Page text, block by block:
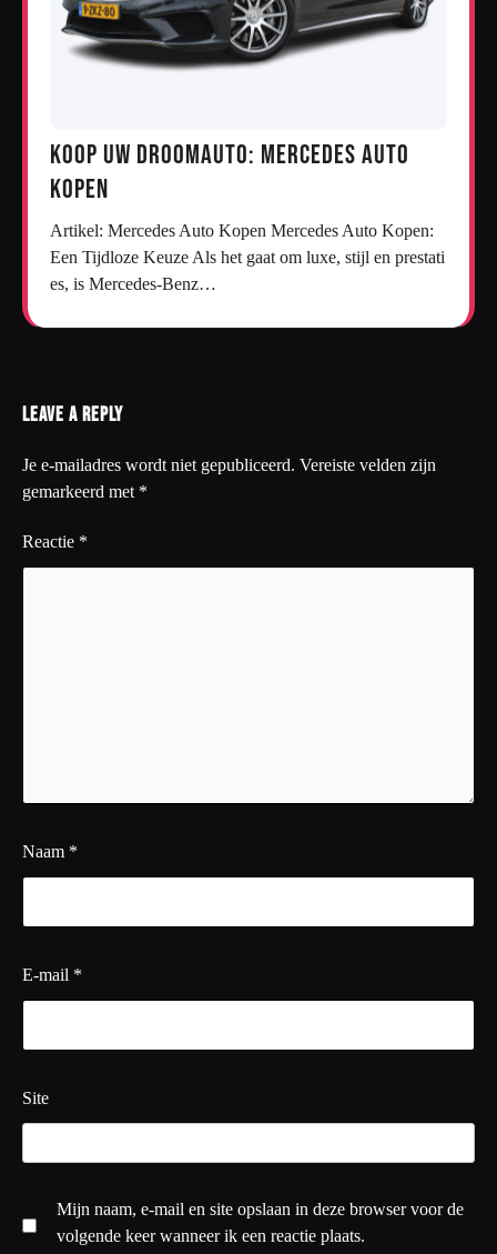
Koop uw droomauto: Mercedes auto
kopen
Artikel: Mercedes Auto Kopen Mercedes Auto Kopen:
Een Tijdloze Keuze Als het gaat om luxe, stijl en prestati
es, is Mercedes-Benz…
Leave a Reply
Je e-mailadres wordt niet gepubliceerd. Vereiste velden zijn
gemarkeerd met *
Reactie *
Naam *
E-mail *
Site
Mijn naam, e-mail en site opslaan in deze browser voor de
volgende keer wanneer ik een reactie plaats.